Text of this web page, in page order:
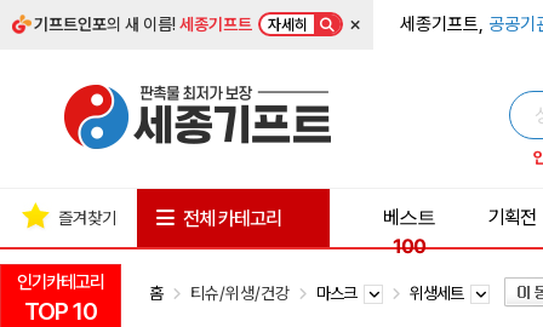
기프트인포의 새 이름!세종기프트 자세히 × 세종기프트, 공공기
인기카테고리
TOP 10
즐겨찾기 전체 카테고리
베스트
100
기획전
홈 티슈/위생/건강 마스크 위생세트